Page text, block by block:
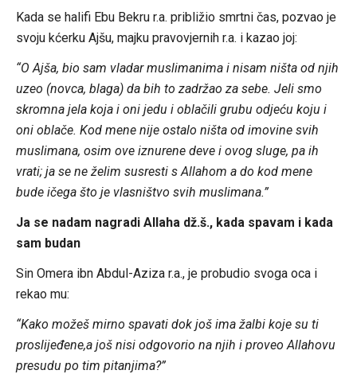
Kada se halifi Ebu Bekru r.a. približio smrtni čas, pozvao je
svoju kćerku Ajšu, majku pravovjernih r.a. i kazao joj:
“O Ajša, bio sam vladar muslimanima i nisam ništa od njih
uzeo (novca, blaga) da bih to zadržao za sebe. Jeli smo
skromna jela koja i oni jedu i oblačili grubu odjeću koju i
oni oblače. Kod mene nije ostalo ništa od imovine svih
muslimana, osim ove iznurene deve i ovog sluge, pa ih
vrati; ja se ne želim susresti s Allahom a do kod mene
bude ičega što je vlasništvo svih muslimana.”
Ja se nadam nagradi Allaha dž.š., kada spavam i kada
sam budan
Sin Omera ibn Abdul-Aziza r.a., je probudio svoga oca i
rekao mu:
“Kako možeš mirno spavati dok još ima žalbi koje su ti
proslijeđene,a još nisi odgovorio na njih i proveo Allahovu
presudu po tim pitanjima?”